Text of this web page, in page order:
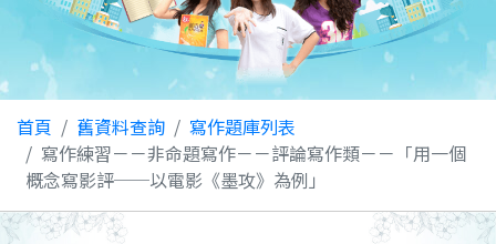
首頁 舊資料查詢
寫作題庫列表
寫作練習－－非命題寫作－－評論寫作類－－「用一個
概念寫影評──以電影《墨攻》為例」